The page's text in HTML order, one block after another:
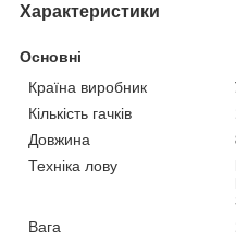
Характеристики
Основні
Країна виробник
Кількість гачків
Довжина
Техніка лову
Вага